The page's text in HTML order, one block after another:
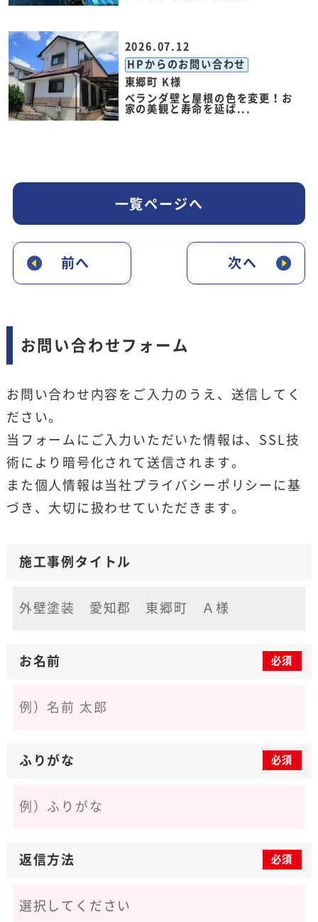
2026.07.12
HPからのお問い合わせ
東郷町 K様
ベランダ壁と屋根の色を変更！お
家の美観と寿命を延ば...
前へ
一覧ページへ
次へ
お問い合わせフォーム
お問い合わせ内容をご入力のうえ、送信してく
ださい。
当フォームにご入力いただいた情報は、SSL技
術により暗号化されて送信されます。
また個人情報は当社 プライバシーポリシー に基
づき、大切に扱わせていただきます。
施工事例タイトル
お名前 必須
ふりがな 必須
返信方法 必須